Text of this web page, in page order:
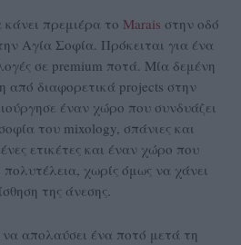
κάνει πρεμιέρα το Marais στην οδό
Αγία Σοφία. Πρόκειται για ένα
σε premium ποτά. Μία δεμένη
από διαφορετικά projects στην
έναν χώρο που συνδυάζει
του mixology, σπάνιες και
ετικέτες και έναν χώρο που
χωρίς όμως να χάνει
της άνεσης.
απολαύσει ένα ποτό μετά τη